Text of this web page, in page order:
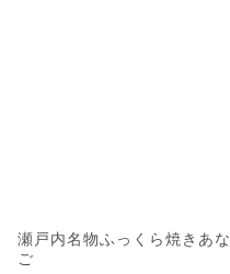
瀬戸内名物ふっくら焼きあな
ご